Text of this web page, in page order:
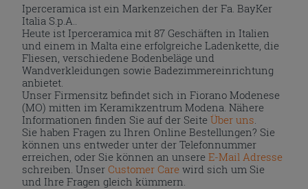
Iperceramica ist ein Markenzeichen der Fa. BayKer
Italia S.p.A..
Heute ist Iperceramica mit 87 Geschäften in Italien
und einem in Malta eine erfolgreiche Ladenkette, die
Fliesen, verschiedene Bodenbeläge und
Wandverkleidungen sowie Badezimmereinrichtung
anbietet.
Unser Firmensitz befindet sich in Fiorano Modenese
(MO) mitten im Keramikzentrum Modena. Nähere
Informationen finden Sie auf der Seite Über uns
Sie haben Fragen zu Ihren Online Bestellungen? Sie
können uns entweder unter der Telefonnummer
erreichen, oder Sie können an unsereE-Mail Adresse
schreiben. UnserCustomer Care wird sich um Sie
und Ihre Fragen gleich kümmern.